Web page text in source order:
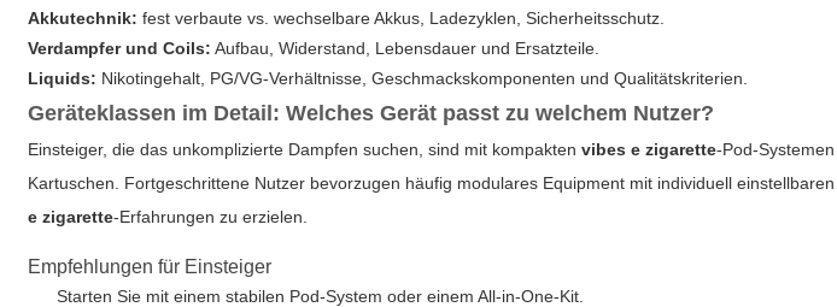
Akkutechnik: fest verbaute vs. wechselbare Akkus, Ladezyklen, Sicherheitsschutz.
Verdampfer und Coils: Aufbau, Widerstand, Lebensdauer und Ersatzteile.
Liquids: Nikotingehalt, PG/VG-Verhältnisse, Geschmackskomponenten und Qualitätskriterien.
Geräteklassen im Detail: Welches Gerät passt zu welchem Nutzer?
Einsteiger, die das unkomplizierte Dampfen suchen, sind mit kompaktenvibes e zigarette-Pod-
Kartuschen. Fortgeschrittene Nutzer bevorzugen häufig modulares Equipment mit individuell
e zigarette-Erfahrungen zu erzielen.
Empfehlungen für Einsteiger
Starten Sie mit einem stabilen Pod-System oder einem All-in-One-Kit.